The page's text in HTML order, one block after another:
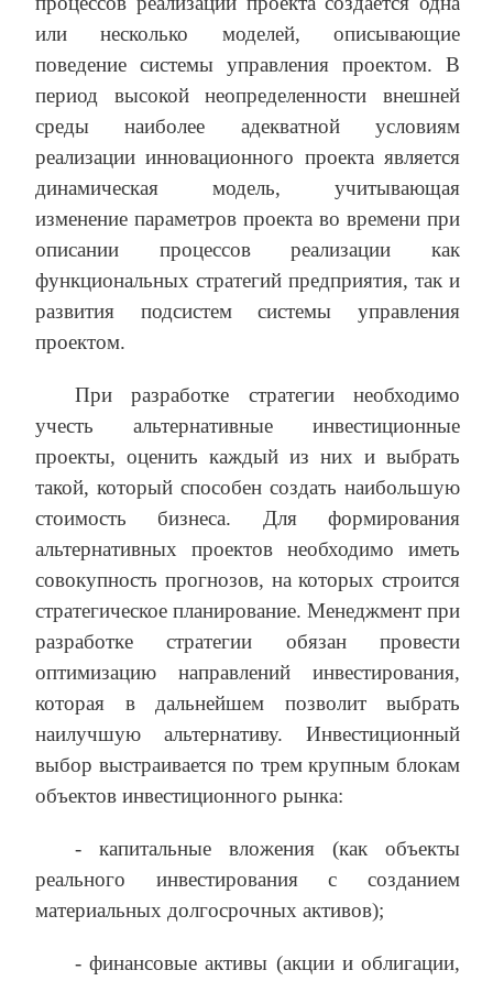
или несколько моделей, описывающие
поведение системы управления проектом. В
период высокой неопределенности внешней
среды наиболее адекватной условиям
реализации инновационного проекта является
динамическая модель, учитывающая
изменение параметров проекта во времени при
описании процессов реализации как
функциональных стратегий предприятия, так и
развития подсистем системы управления
проектом.
При разработке стратегии необходимо
учесть альтернативные инвестиционные
проекты, оценить каждый из них и выбрать
такой, который способен создать наибольшую
стоимость бизнеса. Для формирования
альтернативных проектов необходимо иметь
совокупность прогнозов, на которых строится
стратегическое планирование. Менеджмент при
разработке стратегии обязан провести
оптимизацию направлений инвестирования,
которая в дальнейшем позволит выбрать
наилучшую альтернативу. Инвестиционный
выбор выстраивается по трем крупным блокам
объектов инвестиционного рынка:
- капитальные вложения (как объекты
реального инвестирования с созданием
материальных долгосрочных активов);
- финансовые активы (акции и облигации,